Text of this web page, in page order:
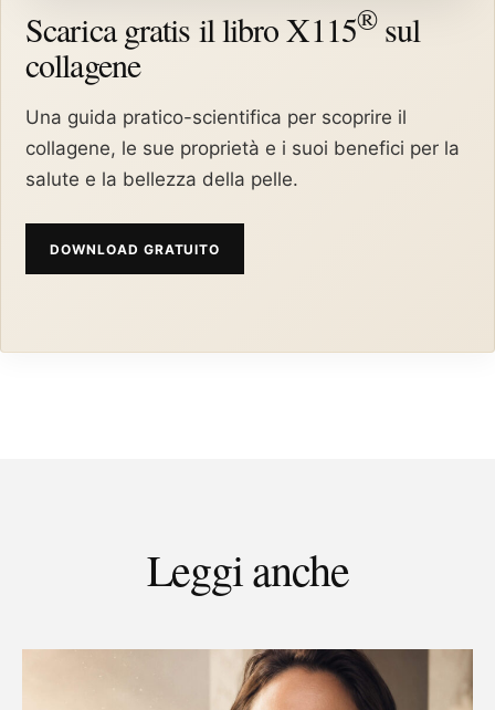
Scarica gratis il libro X115®sul
collagene
Una guida pratico-scientifica per scoprire il
collagene, le sue proprietà e i suoi benefici per la
salute e la bellezza della pelle.
DOWNLOAD GRATUITO
Leggi anche